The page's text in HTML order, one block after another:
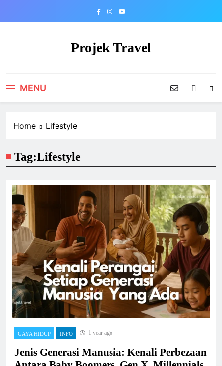
Projek Travel
MENU
Home Lifestyle
Tag:Lifestyle
GAYA HIDUP INFO 1 year ago
Jenis Generasi Manusia: Kenali Perbezaan